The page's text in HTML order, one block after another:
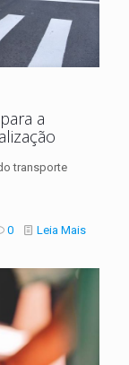
a
transporte
0 Leia Mais